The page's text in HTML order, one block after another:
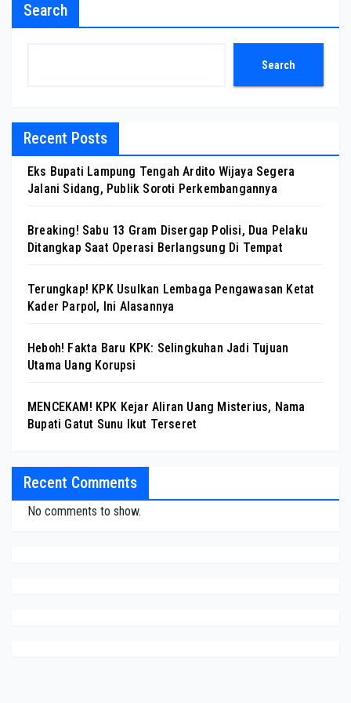
Search
Search
Recent Posts
Eks Bupati Lampung Tengah Ardito Wijaya Segera
Jalani Sidang, Publik Soroti Perkembangannya
Breaking! Sabu 13 Gram Disergap Polisi, Dua Pelaku
Ditangkap Saat Operasi Berlangsung Di Tempat
Terungkap! KPK Usulkan Lembaga Pengawasan Ketat
Kader Parpol, Ini Alasannya
Heboh! Fakta Baru KPK: Selingkuhan Jadi Tujuan
Utama Uang Korupsi
MENCEKAM! KPK Kejar Aliran Uang Misterius, Nama
Bupati Gatut Sunu Ikut Terseret
Recent Comments
No comments to show.